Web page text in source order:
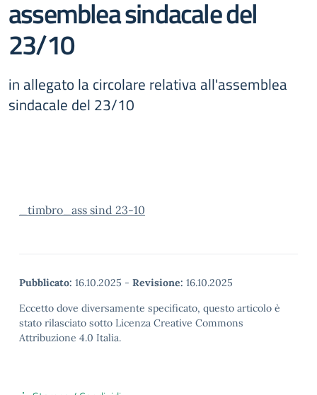
assemblea sindacale del
23/10
in allegato la circolare relativa all'assemblea
sindacale del 23/10
_timbro_ass sind 23-10
Pubblicato: 16.10.2025 - Revisione: 16.10.2025
Eccetto dove diversamente specificato, questo articolo è
stato rilasciato sotto Licenza Creative Commons
Attribuzione 4.0 Italia.